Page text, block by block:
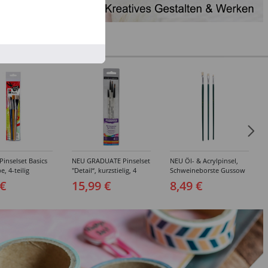
Basics
4-teilig
NEU GRADUATE Pinselset
"Detail“, kurzstielig, 4
15,99 €
NEU Öl- & Acrylpinsel,
Schweineborste Gussow
8,49 €